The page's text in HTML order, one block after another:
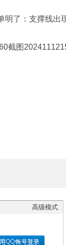
了：支撑线出
高级模式